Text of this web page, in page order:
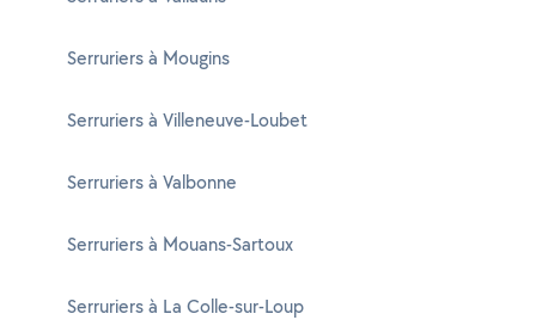
Serruriers à Mougins
Serruriers à Villeneuve-Loubet
Serruriers à Valbonne
Serruriers à Mouans-Sartoux
Serruriers à La Colle-sur-Loup